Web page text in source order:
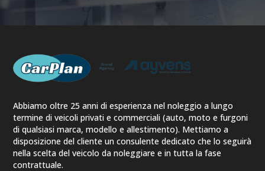
Abbiamo oltre 25 anni di esperienza nel noleggio a lungo
termine di veicoli privati e commerciali (auto, moto e furgoni
di qualsiasi marca, modello e allestimento). Mettiamo a
disposizione del cliente un consulente dedicato che lo seguirà
nella scelta del veicolo da noleggiare e in tutta la fase
contrattuale.